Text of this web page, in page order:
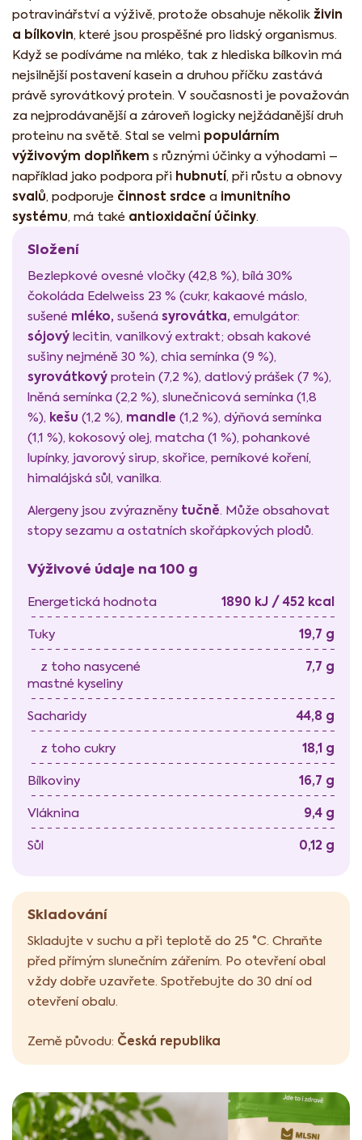
potravinářství a výživě, protože obsahuje několik živin
a bílkovin, které jsou prospěšné pro lidský organismus.
Když se podíváme na mléko, tak z hlediska bílkovin má
nejsilnější postavení kasein a druhou příčku zastává
právě syrovátkový protein. V současnosti je považován
za nejprodávanější a zároveň logicky nejžádanější druh
proteinu na světě. Stal se velmi populárním
výživovým doplňkem s různými účinky a výhodami –
například jako podpora při hubnutí, při růstu a obnovy
svalů, podporuje činnost srdce a imunitního
systému, má také antioxidační účinky.
Složení
Bezlepkové ovesné vločky (42,8 %), bílá 30%
čokoláda Edelweiss 23 % (cukr, kakaové máslo,
sušené mléko, sušená syrovátka, emulgátor:
sójový lecitin, vanilkový extrakt; obsah kakové
sušiny nejméně 30 %), chia semínka (9 %),
syrovátkový protein (7,2 %), datlový prášek (7 %),
lněná semínka (2,2 %), slunečnicová semínka (1,8
%), kešu (1,2 %), mandle (1,2 %), dýňová semínka
(1,1 %), kokosový olej, matcha (1 %), pohankové
lupínky, javorový sirup, skořice, perníkové koření,
himalájská sůl, vanilka.
Alergeny jsou zvýrazněny tučně. Může obsahovat
stopy sezamu a ostatních skořápkových plodů.
Výživové údaje na 100 g
Energetická hodnota 1890 kJ / 452 kcal
Tuky 19,7 g
z toho nasycené
mastné kyseliny
7,7 g
Sacharidy 44,8 g
z toho cukry 18,1 g
Bílkoviny 16,7 g
Vláknina 9,4 g
Sůl 0,12 g
Skladování
Skladujte v suchu a při teplotě do 25 °C. Chraňte
před přímým slunečním zářením. Po otevření obal
vždy dobře uzavřete. Spotřebujte do 30 dní od
otevření obalu.
Země původu: Česká republika